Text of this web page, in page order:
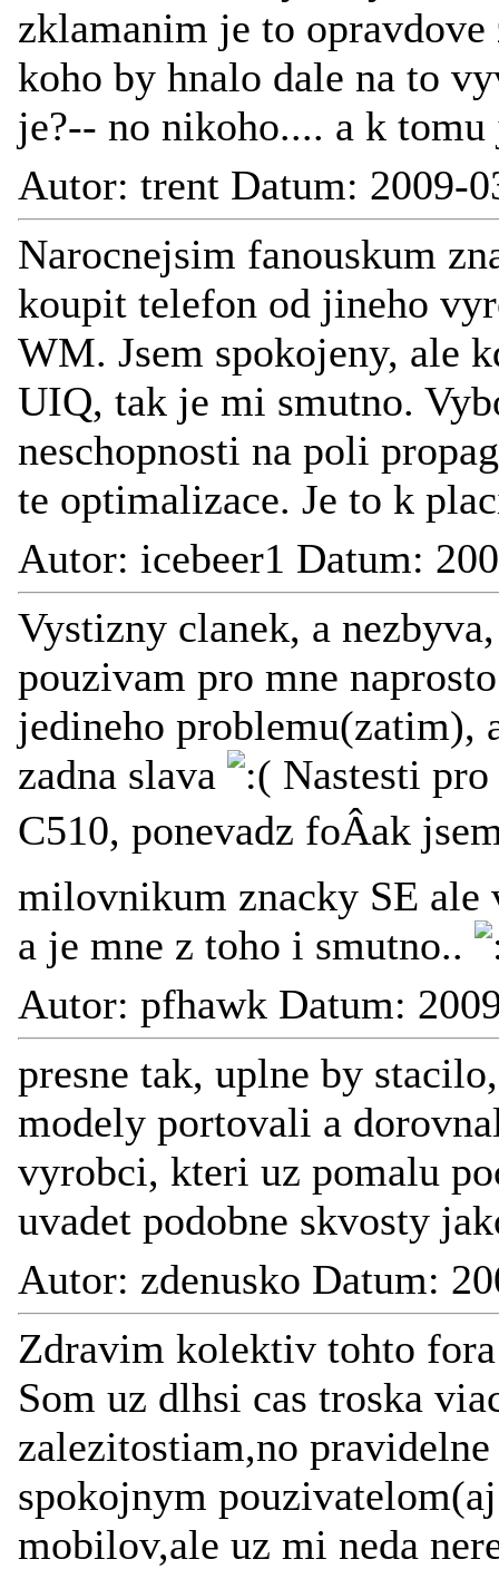
zklamanim je to
koho by hnalo dale na to
je?-- no nikoho.... a k tomu
Autor: trent Datum: 2009-
Narocnejsim fanouskum
koupit telefon od jineho
WM. Jsem spokojeny, ale
UIQ, tak je mi smutno.
neschopnosti na poli
te optimalizace. Je to k
Autor: icebeer1 Datum:
Vystizny clanek, a
pouzivam pro mne
jedineho problemu(zatim),
zadna slava
Nastesti
C510, ponevadz foÂak
milovnikum znacky SE ale
a je mne z toho i smutno..
Autor: pfhawk Datum:
presne tak, uplne by
modely portovali a
vyrobci, kteri uz pomalu
uvadet podobne skvosty
Autor: zdenusko Datum:
Zdravim kolektiv tohto
Som uz dlhsi cas troska
zalezitostiam,no
spokojnym
mobilov,ale uz mi neda